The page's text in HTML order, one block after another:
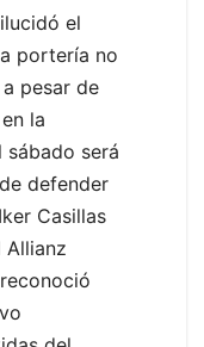
el
portería no
pesar de
la
sábado será
defender
Casillas
Allianz